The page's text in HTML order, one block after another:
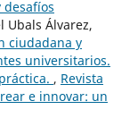
Ubals Álvarez,
ciudadana y
universitarios.
, Revista
e innovar: un